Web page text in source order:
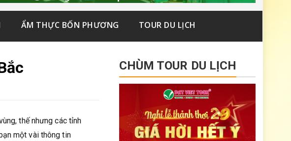
ẨM THỰC BỐN PHƯƠNG TOUR DU LỊCH
thế nhưng các tỉnh
một vài thông tin
CHÙM TOUR DU LỊCH